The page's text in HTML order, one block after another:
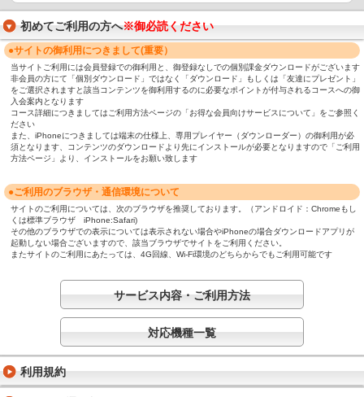
初めてご利用の方へ※御必読ください
●サイトの御利用につきまして(重要）
当サイトご利用には会員登録での御利用と、御登録なしでの個別課金ダウンロードがございます
非会員の方にて「個別ダウンロード」ではなく「ダウンロード」もしくは「友達にプレゼント」
をご選択されますと該当コンテンツを御利用するのに必要なポイントが付与されるコースへの御
入会案内となります
コース詳細につきましてはご利用方法ページの「お得な会員向けサービスについて」をご参照く
ださい
また、iPhoneにつきましては端末の仕様上、専用プレイヤー（ダウンローダー）の御利用が必
須となります、コンテンツのダウンロードより先にインストールが必要となりますので「ご利用
方法ページ」より、インストールをお願い致します
●ご利用のブラウザ・通信環境について
サイトのご利用については、次のブラウザを推奨しております。（アンドロイド：Chromeもし
くは標準ブラウザ iPhone:Safari)
その他のブラウザでの表示については表示されない場合やiPhoneの場合ダウンロードアプリが
起動しない場合ございますので、該当ブラウザでサイトをご利用ください。
またサイトのご利用にあたっては、4G回線、Wi-Fi環境のどちらからでもご利用可能です
サービス内容・ご利用方法
対応機種一覧
利用規約